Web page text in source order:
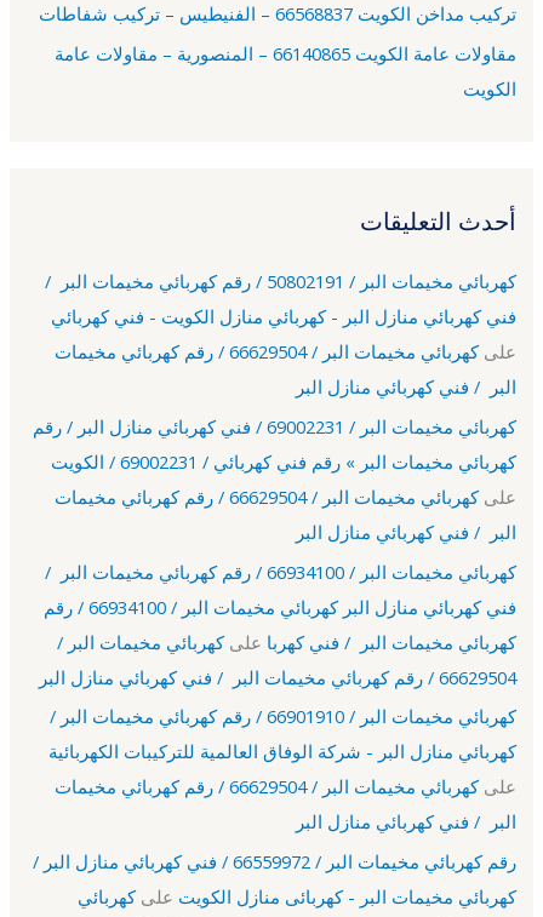
تركيب مداخن الكويت 66568837 – الفنيطيس – تركيب شفاطات
مقاولات عامة الكويت 66140865 – المنصورية – مقاولات عامة
الكويت
أحدث التعليقات
كهربائي مخيمات البر / 50802191 / رقم كهربائي مخيمات البر /
فني كهربائي منازل البر - كهربائي منازل الكويت - فني كهربائي
على
كهربائي مخيمات البر / 66629504 / رقم كهربائي مخيمات
البر / فني كهربائي منازل البر
كهربائي مخيمات البر / 69002231 / فني كهربائي منازل البر / رقم
كهربائي مخيمات البر » رقم فني كهربائي / 69002231 / الكويت
على
كهربائي مخيمات البر / 66629504 / رقم كهربائي مخيمات
البر / فني كهربائي منازل البر
كهربائي مخيمات البر / 66934100 / رقم كهربائي مخيمات البر /
فني كهربائي منازل البر كهربائي مخيمات البر / 66934100 / رقم
كهربائي مخيمات البر / فني كهربا علىكهربائي مخيمات البر /
66629504 / رقم كهربائي مخيمات البر / فني كهربائي منازل البر
كهربائي مخيمات البر / 66901910 / رقم كهربائي مخيمات البر /
كهربائي منازل البر - شركة الوفاق العالمية للتركيبات الكهربائية
على
كهربائي مخيمات البر / 66629504 / رقم كهربائي مخيمات
البر / فني كهربائي منازل البر
رقم كهربائي مخيمات البر / 66559972 / فني كهربائي منازل البر /
كهربائي مخيمات البر - كهربائى منازل الكويت علىكهربائي